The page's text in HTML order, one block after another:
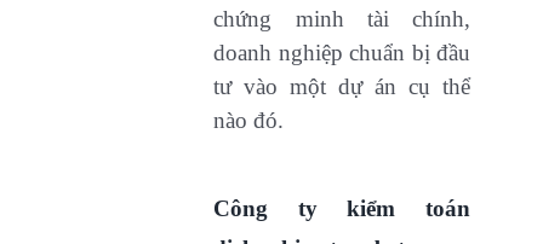
chứng minh tài chính,
doanh nghiệp chuẩn bị đầu
tư vào một dự án cụ thể
nào đó.
Công ty kiểm toán